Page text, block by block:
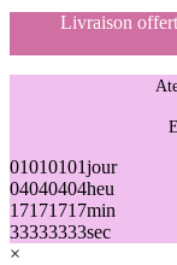
Livraison
01010101jour
04040404heu
17171717min
33333333sec
×